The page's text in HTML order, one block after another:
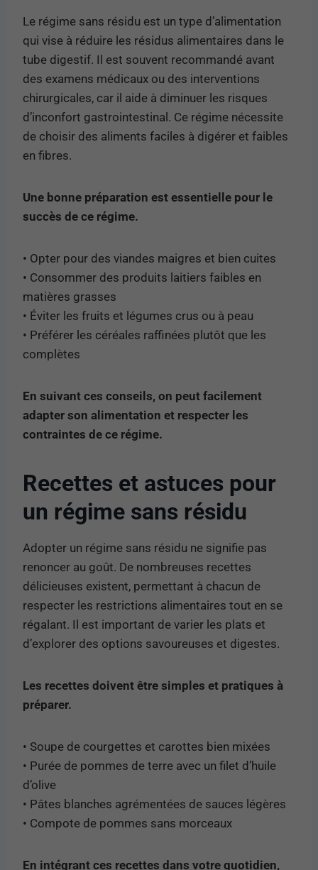
Le régime sans résidu est un type d’alimentation
qui vise à réduire les résidus alimentaires dans le
tube digestif. Il est souvent recommandé avant
des examens médicaux ou des interventions
chirurgicales, car il aide à diminuer les risques
d’inconfort gastrointestinal. Ce régime nécessite
de choisir des aliments faciles à digérer et faibles
en fibres.
Une bonne préparation est essentielle pour le
succès de ce régime.
• Opter pour des viandes maigres et bien cuites
• Consommer des produits laitiers faibles en
matières grasses
• Éviter les fruits et légumes crus ou à peau
• Préférer les céréales raffinées plutôt que les
complètes
En suivant ces conseils, on peut facilement
adapter son alimentation et respecter les
contraintes de ce régime.
Recettes et astuces pour
un régime sans résidu
Adopter un régime sans résidu ne signifie pas
renoncer au goût. De nombreuses recettes
délicieuses existent, permettant à chacun de
respecter les restrictions alimentaires tout en se
régalant. Il est important de varier les plats et
d’explorer des options savoureuses et digestes.
Les recettes doivent être simples et pratiques à
préparer.
• Soupe de courgettes et carottes bien mixées
• Purée de pommes de terre avec un filet d’huile
d’olive
• Pâtes blanches agrémentées de sauces légères
• Compote de pommes sans morceaux
En intégrant ces recettes dans votre quotidien,